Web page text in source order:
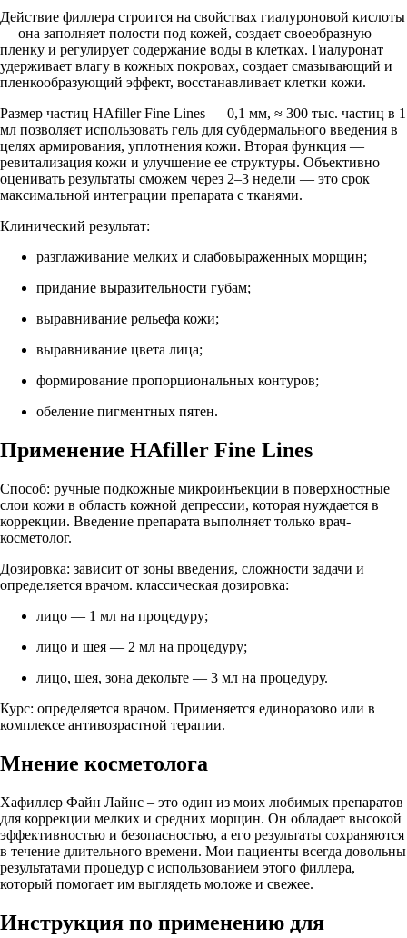
Действие филлера строится на свойствах гиалуроновой кислоты
— она заполняет полости под кожей, создает своеобразную
пленку и регулирует содержание воды в клетках. Гиалуронат
удерживает влагу в кожных покровах, создает смазывающий и
пленкообразующий эффект, восстанавливает клетки кожи.
Размер частиц HAfiller Fine Lines — 0,1 мм, ≈ 300 тыс. частиц в 1
мл позволяет использовать гель для субдермального введения в
целях армирования, уплотнения кожи. Вторая функция —
ревитализация кожи и улучшение ее структуры. Объективно
оценивать результаты сможем через 2–3 недели — это срок
максимальной интеграции препарата с тканями.
Клинический результат:
разглаживание мелких и слабовыраженных морщин;
придание выразительности губам;
выравнивание рельефа кожи;
выравнивание цвета лица;
формирование пропорциональных контуров;
обеление пигментных пятен.
Применение HAfiller Fine Lines
Способ: ручные подкожные микроинъекции в поверхностные
слои кожи в область кожной депрессии, которая нуждается в
коррекции. Введение препарата выполняет только врач-
косметолог.
Дозировка: зависит от зоны введения, сложности задачи и
определяется врачом. классическая дозировка:
лицо — 1 мл на процедуру;
лицо и шея — 2 мл на процедуру;
лицо, шея, зона декольте — 3 мл на процедуру.
Курс: определяется врачом. Применяется единоразово или в
комплексе антивозрастной терапии.
Мнение косметолога
Хафиллер Файн Лайнс – это один из моих любимых препаратов
для коррекции мелких и средних морщин. Он обладает высокой
эффективностью и безопасностью, а его результаты сохраняются
в течение длительного времени. Мои пациенты всегда довольны
результатами процедур с использованием этого филлера,
который помогает им выглядеть моложе и свежее.
Инструкция по применению для